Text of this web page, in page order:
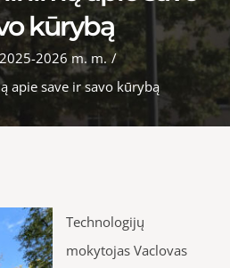
kūrybą
2025-2026 m. m. /
apie save ir savo kūrybą
Technologijų
mokytojas Vaclovas